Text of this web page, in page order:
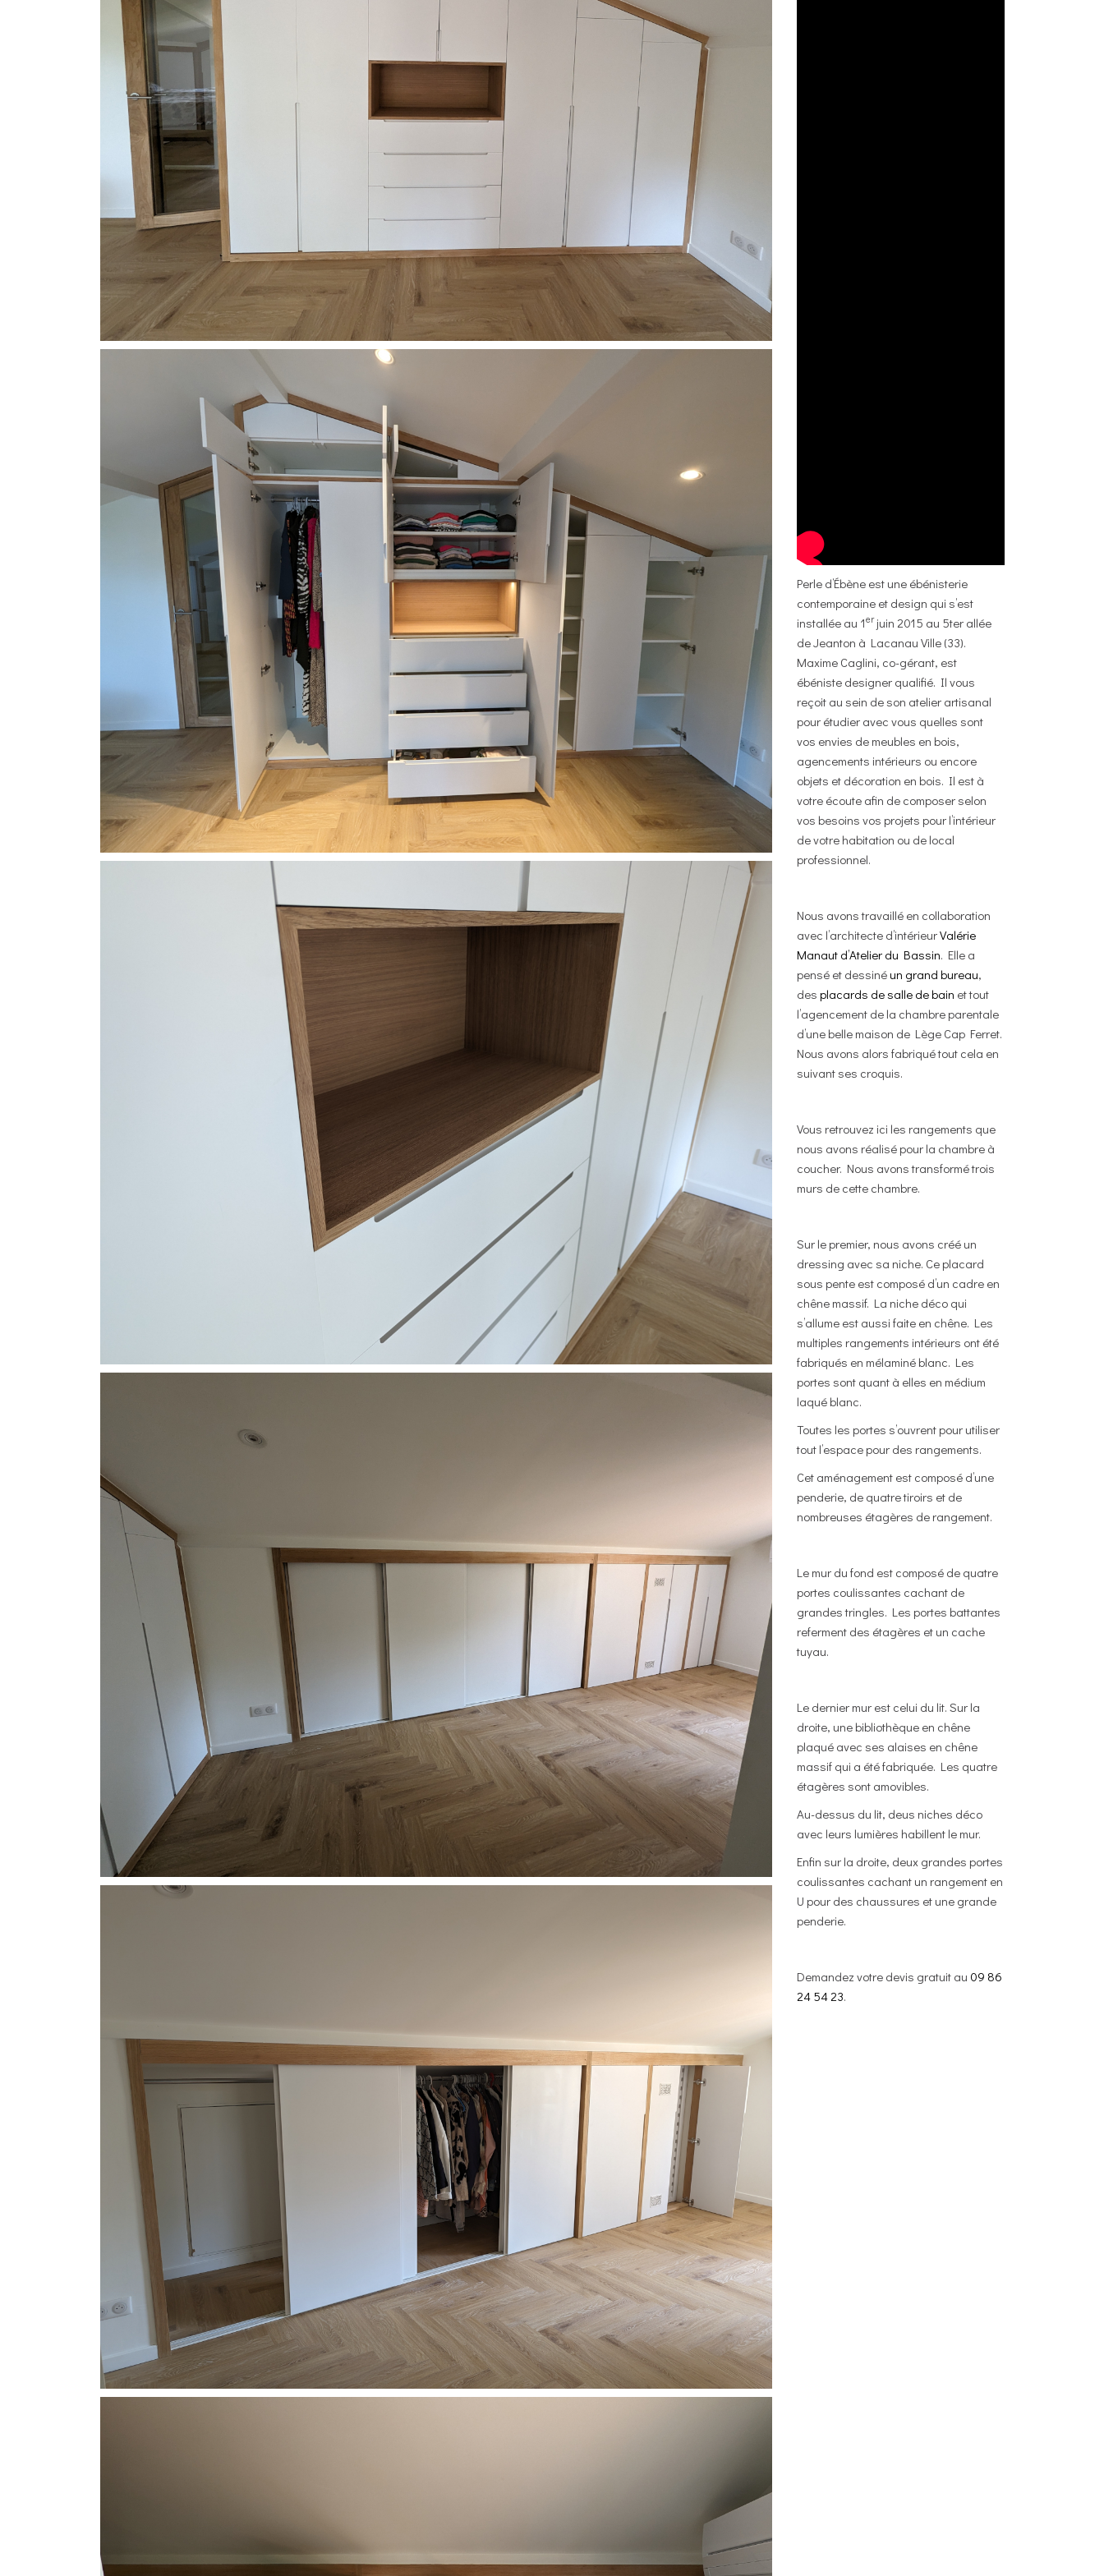
Salles de sport
Salons de coiffure /
Instituts de beauté
Perle d’Ébène est une ébénisterie
contemporaine et design qui s’est
installée au 1erjuin 2015 au 5ter allée
de Jeanton à Lacanau Ville (33).
Maxime Caglini, co-gérant, est
ébéniste designer qualifié. Il vous
reçoit au sein de son atelier artisanal
pour étudier avec vous quelles sont
vos envies de meubles en bois,
agencements intérieurs ou encore
objets et décoration en bois. Il est à
votre écoute afin de composer selon
vos besoins vos projets pour l’intérieur
de votre habitation ou de local
professionnel.
Nous avons travaillé en collaboration
avec l’architecte d’intérieurValérie
Manaut d’Atelier du Bassin. Elle a
pensé et dessinéun grand bureau,
des placards de salle de bain et tout
l’agencement de la chambre parentale
d’une belle maison de Lège Cap Ferret.
Nous avons alors fabriqué tout cela en
suivant ses croquis.
Vous retrouvez ici les rangements que
nous avons réalisé pour la chambre à
coucher. Nous avons transformé trois
murs de cette chambre.
Sur le premier, nous avons créé un
dressing avec sa niche. Ce placard
sous pente est composé d’un cadre en
chêne massif. La niche déco qui
s’allume est aussi faite en chêne. Les
multiples rangements intérieurs ont été
fabriqués en mélaminé blanc. Les
portes sont quant à elles en médium
laqué blanc.
Toutes les portes s’ouvrent pour utiliser
tout l’espace pour des rangements.
Cet aménagement est composé d’une
penderie, de quatre tiroirs et de
nombreuses étagères de rangement.
Le mur du fond est composé de quatre
portes coulissantes cachant de
grandes tringles. Les portes battantes
referment des étagères et un cache
tuyau.
Le dernier mur est celui du lit. Sur la
droite, une bibliothèque en chêne
plaqué avec ses alaises en chêne
massif qui a été fabriquée. Les quatre
étagères sont amovibles.
Au-dessus du lit, deus niches déco
avec leurs lumières habillent le mur.
Enfin sur la droite, deux grandes portes
coulissantes cachant un rangement en
U pour des chaussures et une grande
penderie.
Demandez votre devis gratuit au 09 86
24 54 23.